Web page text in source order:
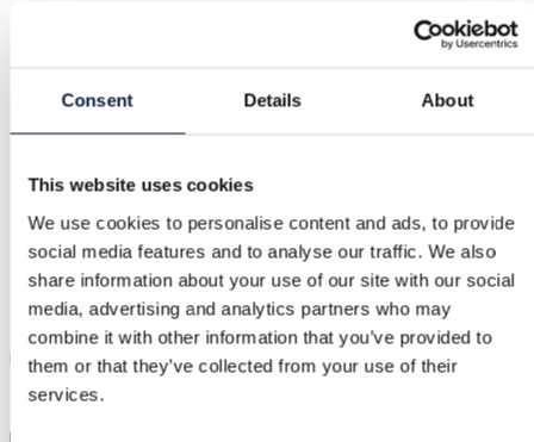
Consent Details About
This website uses cookies
We use cookies to personalise content and ads, to provide
social media features and to analyse our traffic. We also
share information about your use of our site with our social
media, advertising and analytics partners who may
combine it with other information that you’ve provided to
them or that they’ve collected from your use of their
services.
Saugus mokėjimas
Pagalba
Greita pagalba, kai jos reikia
Pasimatuok prieš pirkdamas
Tiesiog įkelk nuotrauką ir viską pasimatuok